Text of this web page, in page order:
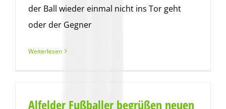
der Ball wieder einmal nicht ins Tor geht
oder der Gegner
Weiterlesen
Alfelder Fußballer begrüßen neuen